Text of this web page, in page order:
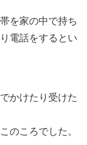
を家の中で持ち
電話をするとい
かけたり受けた
のころでした。